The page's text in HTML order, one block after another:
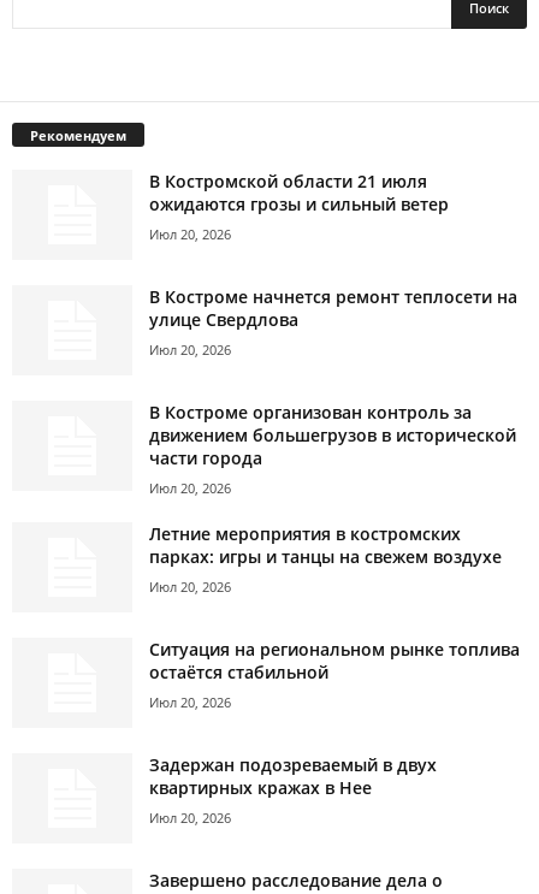
Рекомендуем
В Костромской области 21 июля
ожидаются грозы и сильный ветер
Июл 20, 2026
В Костроме начнется ремонт теплосети на
улице Свердлова
Июл 20, 2026
В Костроме организован контроль за
движением большегрузов в исторической
части города
Июл 20, 2026
Летние мероприятия в костромских
парках: игры и танцы на свежем воздухе
Июл 20, 2026
Ситуация на региональном рынке топлива
остаётся стабильной
Июл 20, 2026
Задержан подозреваемый в двух
квартирных кражах в Нее
Июл 20, 2026
Завершено расследование дела о